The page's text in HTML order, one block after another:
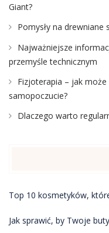
Giant?
Pomysły na
Najważniejsze
przemyśle technicznym
Fizjoterapia – jak
samopoczucie?
Dlaczego warto
Top 10 kosmetyków,
Jak sprawić, by Twoje